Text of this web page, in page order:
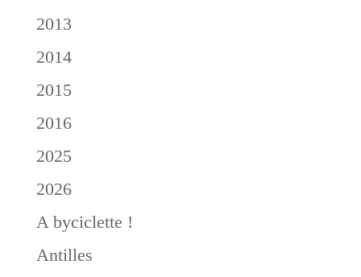
2013
2014
2015
2016
2025
2026
A byciclette !
Antilles